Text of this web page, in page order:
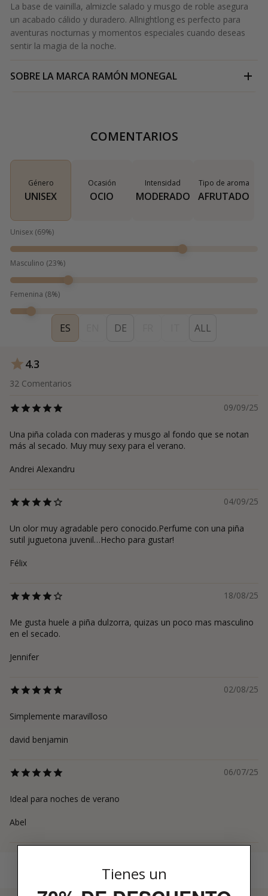
La base de vainilla, almizcle salado y musgo de roble asegura
un acabado cálido y duradero. Allnightlong es perfecto para
aventuras nocturnas y momentos especiales cuando deseas
sentir la magia de la noche.
SOBRE LA MARCA RAMÓN MONEGAL
COMENTARIOS
Género
UNISEX
Ocasión
OCIO
Intensidad
MODERADO
Tipo de aroma
AFRUTADO
Unisex (69%)
Masculino (23%)
Femenina (8%)
ES DE ALL
4.3
32 Comentarios
09/09/25
Una piña colada con maderas y musgo al fondo que se notan
más al secado. Muy muy sexy para el verano.
Andrei Alexandru
04/09/25
Un olor muy agradable pero conocido.Perfume con una piña
sutil juguetona juvenil…Hecho para gustar!
Félix
18/08/25
Me gusta huele a piña dulzorra, quizas un poco mas masculino
en el secado.
Jennifer
02/08/25
Simplemente maravilloso
david benjamin
06/07/25
Ideal para noches de verano
Abel
Tienes un